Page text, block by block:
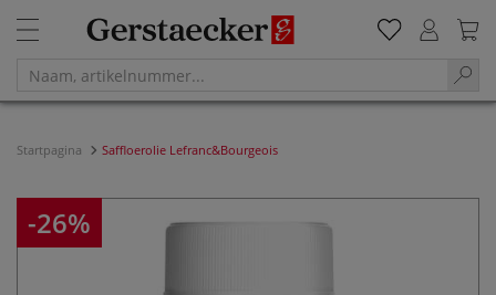
Startpagina Saffloerolie Lefranc&Bourgeois
-26%